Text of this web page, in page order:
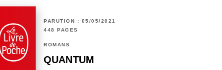
PARUTION : 05/05/2021
448 PAGES
ROMANS
QUANTUM